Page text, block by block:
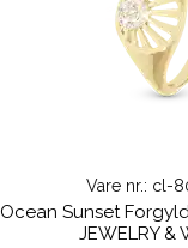
Vare nr.: cl-
Ocean Sunset
JEWELRY &